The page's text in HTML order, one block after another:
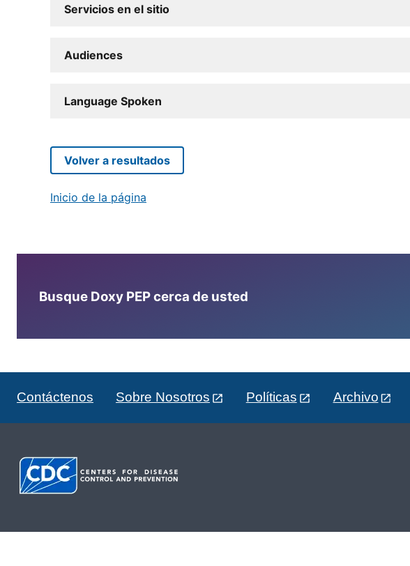
Servicios en el sitio
Audiences
Language Spoken
Volver a resultados
Inicio de la página
Busque Doxy PEP cerca de usted
Contáctenos Sobre Nosotros Políticas Archivo